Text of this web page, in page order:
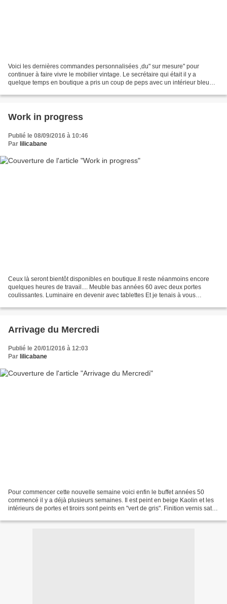
Voici les dernières commandes personnalisées ,du" sur mesure" pour
continuer à faire vivre le mobilier vintage. Le secrétaire qui était il y a
quelque temps en boutique a pris un coup de peps avec un intérieur bleu
Work in progress
Publié le 08/09/2016 à 10:46
Par lilicabane
Ceux là seront bientôt disponibles en boutique.Il reste néanmoins encore
quelques heures de travail.... Meuble bas années 60 avec deux portes
coulissantes. Luminaire en devenir avec tablettes Et je tenais à vous
Arrivage du Mercredi
Publié le 20/01/2016 à 12:03
Par lilicabane
Pour commencer cette nouvelle semaine voici enfin le buffet années 50
commencé il y a déjà plusieurs semaines. Il est peint en beige Kaolin et les
intérieurs de portes et tiroirs sont peints en "vert de gris". Finition vernis satin.